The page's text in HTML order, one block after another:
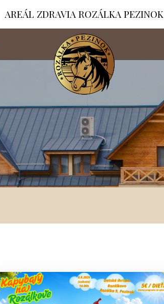
AREÁL ZDRAVIA ROZÁLKA PEZINOK